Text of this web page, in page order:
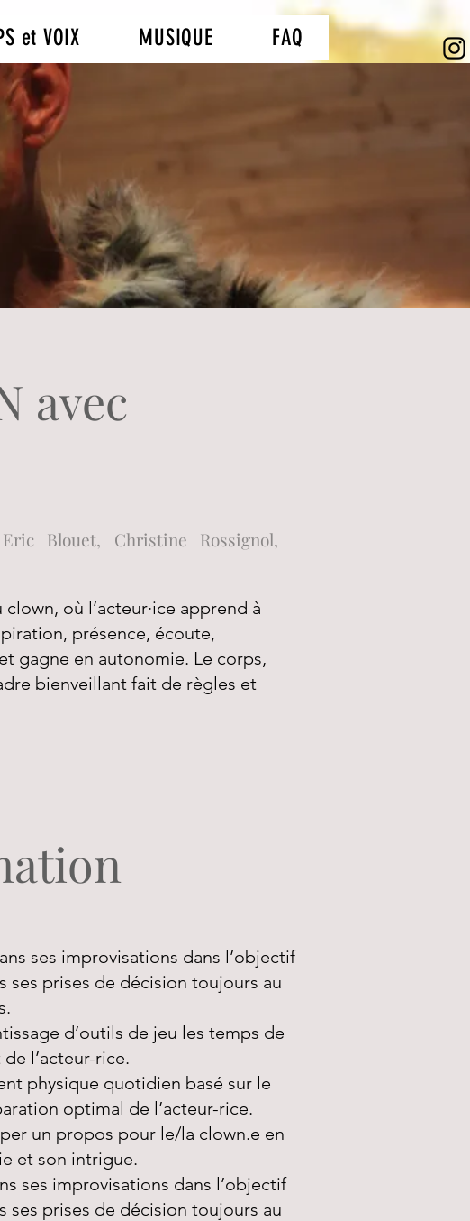
et VOIX MUSIQUE FAQ
avec
Blouet, Christine Rossignol,
où l’acteur·ice apprend à
présence, écoute,
gagne en autonomie. Le corps,
bienveillant fait de règles et
ses improvisations dans l’objectif
ses prises de décision toujours au
d’outils de jeu les temps de
l’acteur-rice.
physique quotidien basé sur le
optimal de l’acteur-rice.
un propos pour le/la clown.e en
et son intrigue.
ses improvisations dans l’objectif
ses prises de décision toujours au